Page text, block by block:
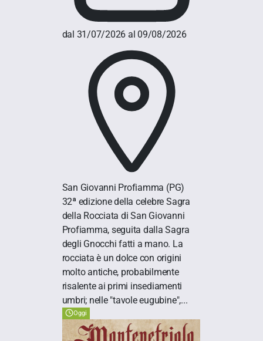
dal 31/07/2026 al 09/08/2026
San Giovanni Profiamma (PG)
32ª edizione della celebre Sagra
della Rocciata di San Giovanni
Profiamma, seguita dalla Sagra
degli Gnocchi fatti a mano. La
rocciata è un dolce con origini
molto antiche, probabilmente
risalente ai primi insediamenti
umbri; nelle "tavole eugubine",...
Oggi